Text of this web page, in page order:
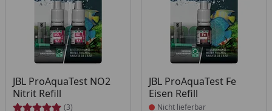
JBL ProAquaTest NO2
Nitrit Refill
(3)
Produkt nicht lieferbar
JBL ProAquaTest Fe
Eisen Refill
Produkt nicht lieferbar
Nicht lieferbar